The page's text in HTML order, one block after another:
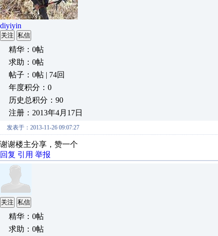
diyiyin
关注 私信
精华：0帖
求助：0帖
帖子：0帖 | 74回
年度积分：0
历史总积分：90
注册：2013年4月17日
发表于：2013-11-26 09:07:27
谢谢楼主分享，赞一个
回复 引用 举报
关注 私信
精华：0帖
求助：0帖